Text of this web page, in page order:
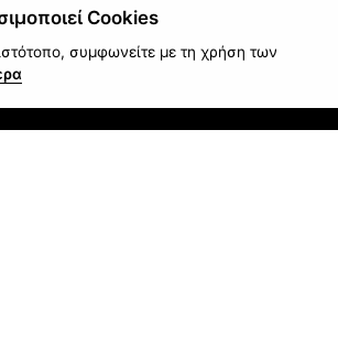
Cookies
συμφωνείτε με τη χρήση των